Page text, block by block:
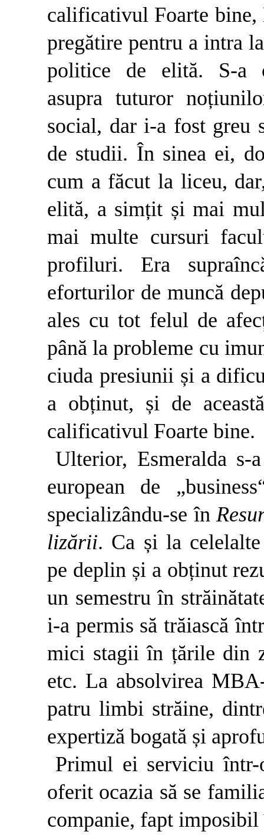
calificativul Foarte bine,
pregătire pentru a intra
politice de elită. S-a
asupra tuturor
social, dar i-a fost greu
de studii. În sinea ei,
cum a făcut la liceu,
elită, a simțit și mai
mai multe cursuri
profiluri. Era
eforturilor de muncă
ales cu tot felul de
până la probleme cu
ciuda presiunii și a
a obținut, și de
calificativul Foarte bine.
Ulterior, Esmeralda
european de
specializându-se în
lizării. Ca și la
pe deplin și a obținut
un semestru în
i-a permis să trăiască
mici stagii în țările din
etc. La absolvirea
patru limbi străine,
expertiză bogată și
Primul ei serviciu
oferit ocazia să se
companie, fapt